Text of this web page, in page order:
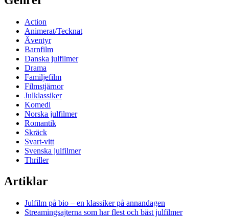
Action
Animerat/Tecknat
Äventyr
Barnfilm
Danska julfilmer
Drama
Familjefilm
Filmstjärnor
Julklassiker
Komedi
Norska julfilmer
Romantik
Skräck
Svart-vitt
Svenska julfilmer
Thriller
Artiklar
Julfilm på bio – en klassiker på annandagen
Streamingsajterna som har flest och bäst julfilmer